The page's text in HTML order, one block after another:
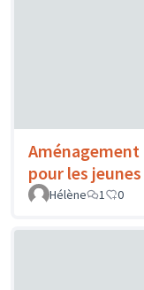
Aménagement
pour les
Hélène
1 0